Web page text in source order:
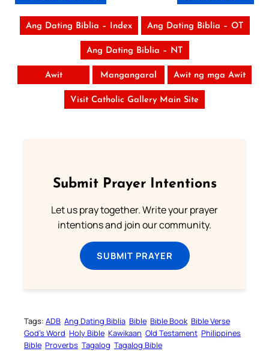
Ang Dating Biblia – Index Ang Dating Biblia – OT
Ang Dating Biblia – NT
Awit Mangangaral Awit ng mga Awit
Visit Catholic Gallery Main Site
Submit Prayer Intentions
Let us pray together. Write your prayer
intentions and join our community.
SUBMIT PRAYER
Tags: ADB Ang Dating Biblia Bible Bible Book Bible Verse
God’s Word Holy Bible Kawikaan Old Testament Philippines
Bible Proverbs Tagalog Tagalog Bible